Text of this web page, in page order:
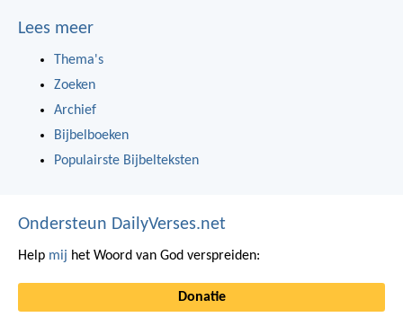
Lees meer
Thema's
Zoeken
Archief
Bijbelboeken
Populairste Bijbelteksten
Ondersteun DailyVerses.net
Help mij het Woord van God verspreiden:
Donatie